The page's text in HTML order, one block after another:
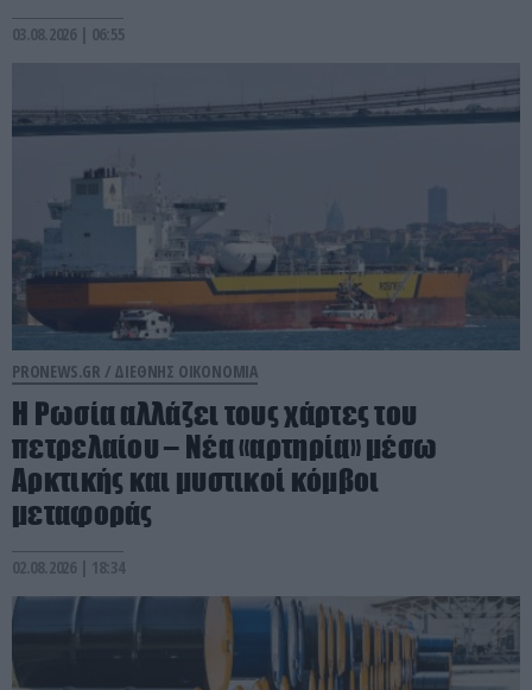
03.08.2026 | 06:55
PRONEWS.GR / ΔΙΕΘΝΗΣ ΟΙΚΟΝΟΜΙΑ
Η Ρωσία αλλάζει τους χάρτες του
πετρελαίου – Νέα «αρτηρία» μέσω
Αρκτικής και μυστικοί κόμβοι
μεταφοράς
02.08.2026 | 18:34